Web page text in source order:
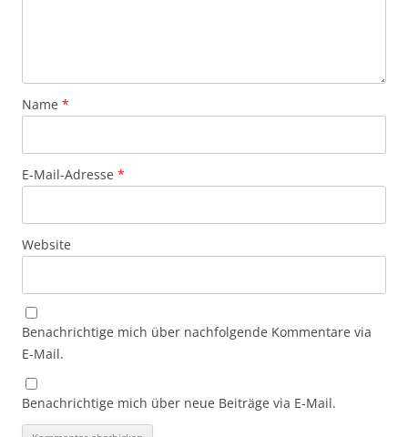
Name *
E-Mail-Adresse *
Website
Benachrichtige mich über nachfolgende Kommentare via
E-Mail.
Benachrichtige mich über neue Beiträge via E-Mail.